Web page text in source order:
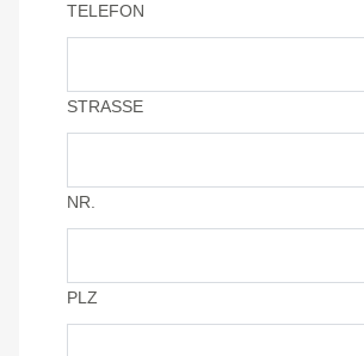
TELEFON
STRASSE
NR.
PLZ